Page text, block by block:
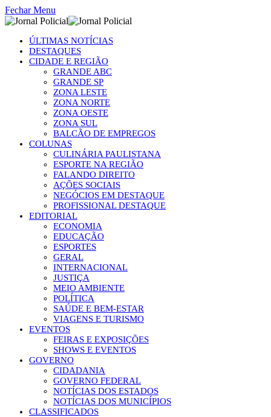
Fechar Menu
ÚLTIMAS NOTÍCIAS
DESTAQUES
CIDADE E REGIÃO
GRANDE ABC
GRANDE SP
ZONA LESTE
ZONA NORTE
ZONA OESTE
ZONA SUL
BALCÃO DE EMPREGOS
COLUNAS
CULINÁRIA PAULISTANA
ESPORTE NA REGIÃO
FALANDO DIREITO
AÇÕES SOCIAIS
NEGÓCIOS EM DESTAQUE
PROFISSIONAL DESTAQUE
EDITORIAL
ECONOMIA
EDUCAÇÃO
ESPORTES
GERAL
INTERNACIONAL
JUSTIÇA
MEIO AMBIENTE
POLÍTICA
SAÚDE E BEM-ESTAR
VIAGENS E TURISMO
EVENTOS
FEIRAS E EXPOSIÇÕES
SHOWS E EVENTOS
GOVERNO
CIDADANIA
GOVERNO FEDERAL
NOTÍCIAS DOS ESTADOS
NOTÍCIAS DOS MUNICÍPIOS
CLASSIFICADOS